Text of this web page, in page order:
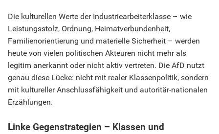
Die kulturellen Werte der Industriearbeiterklasse – wie
Leistungsstolz, Ordnung, Heimatverbundenheit,
Familienorientierung und materielle Sicherheit – werden
heute von vielen politischen Akteuren nicht mehr als
legitim anerkannt oder nicht aktiv vertreten. Die AfD nutzt
genau diese Lücke: nicht mit realer Klassenpolitik, sondern
mit kultureller Anschlussfähigkeit und autoritär-nationalen
Erzählungen.
Linke Gegenstrategien – Klassen und